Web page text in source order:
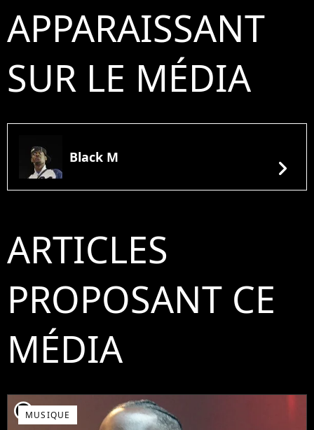
APPARAISSANT
SUR LE MÉDIA
Black M chevron_right
ARTICLES
PROPOSANT CE
MÉDIA
player2MUSIQUE